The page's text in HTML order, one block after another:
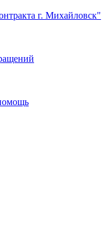
г. Михайловск"